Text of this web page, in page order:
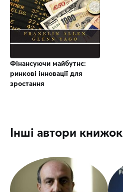
Фінансуючи майбутнє:
ринкові інновації для
зростання
Інші автори книжок